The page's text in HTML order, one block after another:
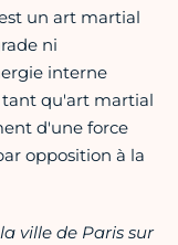
un art martial
ni
interne
tant qu'art martial
d'une force
opposition à la
ville de Paris sur